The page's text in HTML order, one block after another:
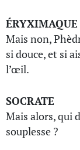
ÉRYXIMAQUE
Mais non,
si douce, et si
l’œil.
SOCRATE
Mais alors, qui
souplesse ?